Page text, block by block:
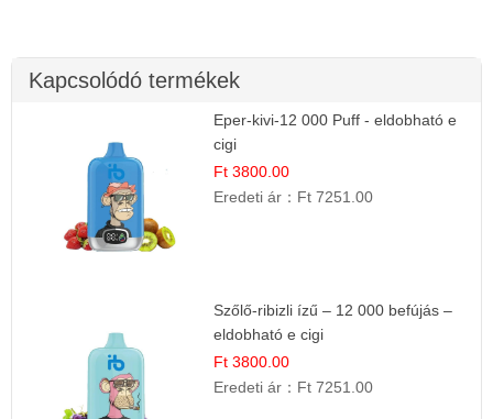
Kapcsolódó termékek
Eper-kivi-12 000 Puff - eldobható e
cigi
Ft 3800.00
Eredeti ár： Ft 7251.00
Szőlő-ribizli ízű – 12 000 befújás –
eldobható e cigi
Ft 3800.00
Eredeti ár： Ft 7251.00